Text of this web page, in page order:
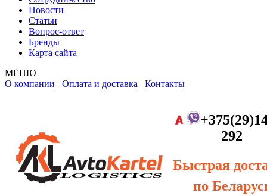
Новости
Статьи
Вопрос-ответ
Бренды
Карта сайта
МЕНЮ
О компании Оплата и доставка Контакты
292
Быстрая
по